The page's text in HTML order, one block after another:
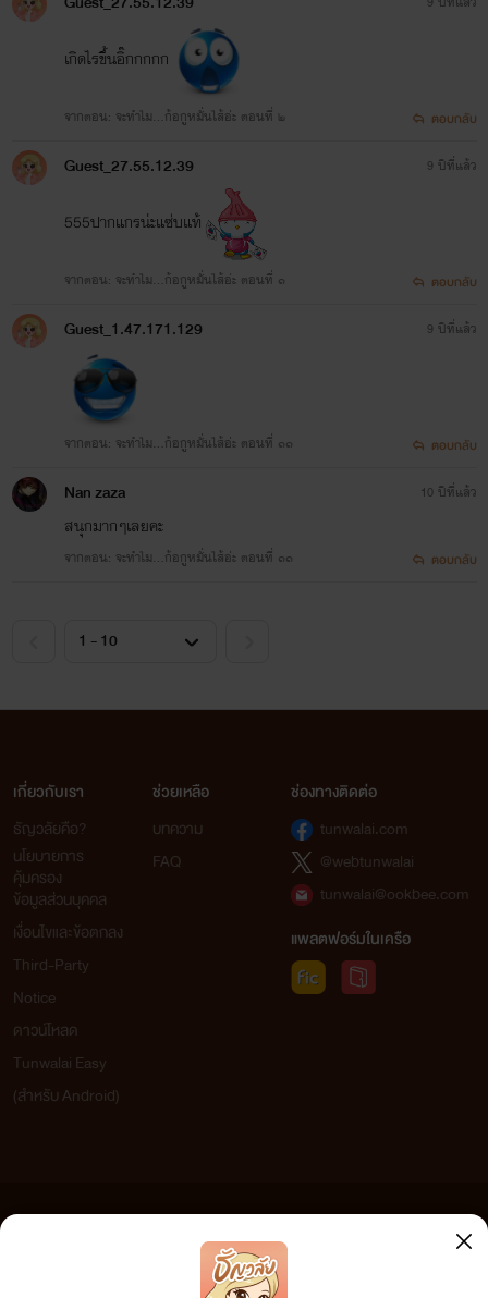
เกิดไรขึ้นอิ๊กกกกก
จากตอน: จะทำไม...ก้อกูหมั่นไส้อ่ะ ตอนที่ ๒ ตอบกลับ
Guest_27.55.12.39
555ปากแกรน่ะแซ่บแท้
จากตอน: จะทำไม...ก้อกูหมั่นไส้อ่ะ ตอนที่ ๑
9 ปีที่แล้ว
ตอบกลับ
Guest_1.47.171.129
จากตอน: จะทำไม...ก้อกูหมั่นไส้อ่ะ ตอนที่ ๑๑
9 ปีที่แล้ว
ตอบกลับ
Nan zaza
สนุกมากๆเลยคะ
จากตอน: จะทำไม...ก้อกูหมั่นไส้อ่ะ ตอนที่ ๑๑
10 ปีที่แล้ว
ตอบกลับ
เกี่ยวกับเรา
ธัญวลัยคือ?
นโยบายการ
คุ้มครอง
ข้อมูลส่วนบุคคล
เงื่อนไขและข้อตกลง
Third-Party
Notice
ดาวน์โหลด
Tunwalai Easy
(สำหรับ Android)
ช่วยเหลือ
บทความ
FAQ
ช่องทางติดต่อ
tunwalai.com
@webtunwalai
tunwalai@ookbee.com
แพลตฟอร์มในเครือ
เว็บไซต์แห่งนี้ไม่ได้เห็นด้วยและไม่ขอรับผิดชอบต่อข้อความใดๆ ทั้งสิ้น ดังนั้นผู้อ่านทุกท่านโปรดใช้
วิจารณญาณในการกลั่นกรองด้วยตนเอง และหากท่านพบข้อความใดๆ ที่ขัดต่อกฎหมายและศีลธรรม